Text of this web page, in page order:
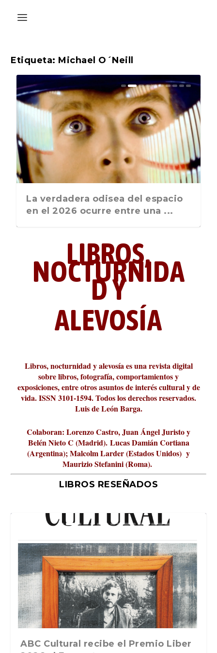
Etiqueta: Michael O´Neill
La última postal de la temporada
nos recuerda que nos vamos ...
La verdadera odisea del espacio
en el 2026 ocurre entre una ...
Revista Cultural Turia, númer...
10.000 pasos al día? Lo que d...
paisajística del mar de Sicil...
París
metafísicos de la novela ne...
LIBROS,
NOCTURNIDA
D Y
ALEVOSÍA
Libros, nocturnidad y alevosía es una revista digital
sobre libros, fotografía, comportamientos y
exposiciones, entre otros asuntos de interés cultural y de
vida. ISSN 3101-1594. Todos los derechos reservados.
Luis de León Barga.
Colaboran: Lorenzo Castro, Juan Ángel Juristo y
Belén Nieto C (Madrid). Lucas Damián Cortiana
(Argentina); Malcolm Larder (Estados Unidos) y
Maurizio Stefanini (Roma).
LIBROS RESEÑADOS
La verdadera odisea del espacio en
ABC Cultural recibe el Premio Liber
La cultura de la transgresión.